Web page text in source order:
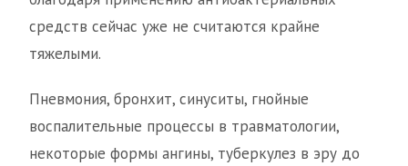
средств сейчас уже не считаются крайне
тяжелыми.
Пневмония, бронхит, синуситы, гнойные
воспалительные процессы в травматологии,
некоторые формы ангины, туберкулез в эру до